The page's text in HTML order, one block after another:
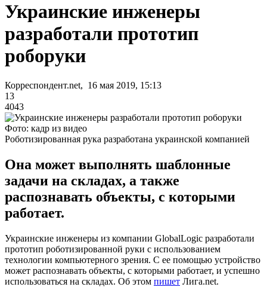
Украинские инженеры
разработали прототип
роборуки
Корреспондент.net, 16 мая 2019, 15:13
13
4043
Фото: кадр из видео
Роботизированная рука разработана украинской компанией
Она может выполнять шаблонные
задачи на складах, а также
распознавать объекты, с которыми
работает.
Украинские инженеры из компании GlobalLogic разработали
прототип роботизированной руки с использованием
технологии компьютерного зрения. С ее помощью устройство
может распознавать объекты, с которыми работает, и успешно
использоваться на складах. Об этом пишет Лига.net.